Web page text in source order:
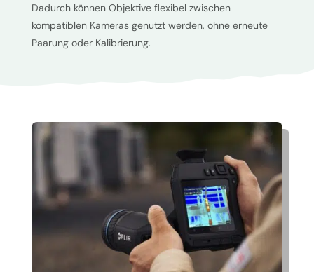
Dadurch können Objektive flexibel zwischen
kompatiblen Kameras genutzt werden, ohne erneute
Paarung oder Kalibrierung.